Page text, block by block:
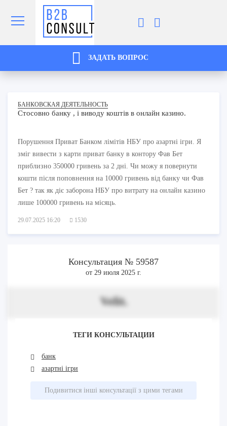
ЗАДАТЬ ВОПРОС
БАНКОВСКАЯ ДЕЯТЕЛЬНОСТЬ
Стосовно банку , і виводу коштів в онлайн казино.
Порушення Приват Банком лімітів НБУ про азартні ігри. Я
зміг вивести з карти приват банку в контору Фав Бет
приблизно 350000 гривень за 2 дні. Чи можу я повернути
кошти після поповнення на 10000 гривень від банку чи Фав
Бет ? так як діє заборона НБУ про витрату на онлайн казино
лише 100000 гривень на місяць.
29.07.2025 16:20 1530
Консультация № 59587
от 29 июля 2025 г.
Velit.
ТЕГИ КОНСУЛЬТАЦИИ
банк
азартні ігри
Подивитися інші консультації з цими тегами